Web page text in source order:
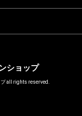
ショップ
all rights reserved.